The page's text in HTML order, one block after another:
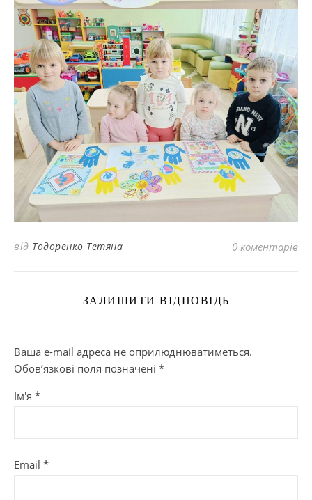
від Тодоренко Тетяна 0 коментарів
ЗАЛИШИТИ ВІДПОВІДЬ
Ваша e-mail адреса не оприлюднюватиметься.
Обов’язкові поля позначені *
Ім'я *
Email *